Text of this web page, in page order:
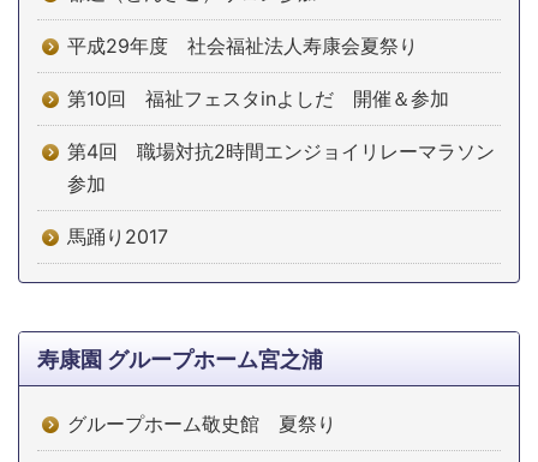
平成29年度 社会福祉法人寿康会夏祭り
第10回 福祉フェスタinよしだ 開催＆参加
第4回 職場対抗2時間エンジョイリレーマラソン
参加
馬踊り2017
寿康園 グループホーム宮之浦
グループホーム敬史館 夏祭り